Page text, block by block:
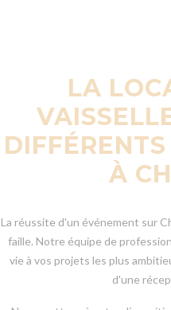
LA
À
La réussite d'un événement sur
faille. Notre équipe de
vie à vos projets les plus
d'une